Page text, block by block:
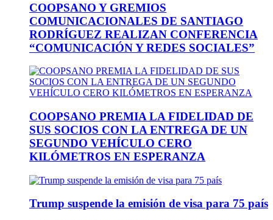
COOPSANO Y GREMIOS
COMUNICACIONALES DE SANTIAGO
RODRÍGUEZ REALIZAN CONFERENCIA
“COMUNICACIÓN Y REDES SOCIALES”
COOPSANO PREMIA LA FIDELIDAD DE
SUS SOCIOS CON LA ENTREGA DE UN
SEGUNDO VEHÍCULO CERO
KILÓMETROS EN ESPERANZA
Trump suspende la emisión de visa para 75 país